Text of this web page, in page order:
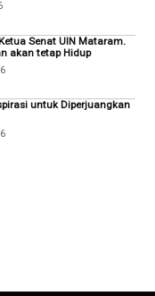
Senat UIN Mataram.
akan tetap Hidup
untuk Diperjuangkan